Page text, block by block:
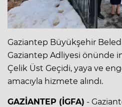
Gaziantep Büyükşehir
Gaziantep Adliyesi önünde
Çelik Üst Geçidi, yaya ve
amacıyla hizmete alındı.
GAZİANTEP (İGFA) -